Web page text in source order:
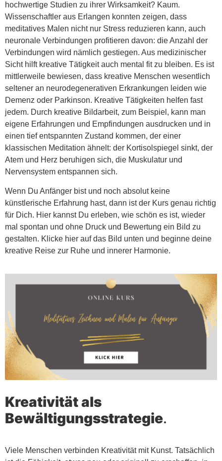
hochwertige Studien zu ihrer Wirksamkeit? Kaum.
Wissenschaftler aus Erlangen konnten zeigen, dass
meditatives Malen nicht nur Stress reduzieren kann, auch
neuronale Verbindungen profitieren davon: die Anzahl der
Verbindungen wird nämlich gestiegen. Aus medizinischer
Sicht hilft kreative Tätigkeit auch mental fit zu bleiben. Es ist
mittlerweile bewiesen, dass kreative Menschen wesentlich
seltener an neurodegenerativen Erkrankungen leiden wie
Demenz oder Parkinson. Kreative Tätigkeiten helfen fast
jedem. Durch kreative Bildarbeit, zum Beispiel, kann man
eigene Erfahrungen und Empfindungen ausdrucken und in
einen tief entspannten Zustand kommen, der einer
klassischen Meditation ähnelt: der Kortisolspiegel sinkt, der
Atem und Herz beruhigen sich, die Muskulatur und
Nervensystem entspannen sich.
Wenn Du Anfänger bist und noch absolut keine
künstlerische Erfahrung hast, dann ist der Kurs genau richtig
für Dich. Hier kannst Du erleben, wie schön es ist, wieder
mal spontan und ohne Druck und Bewertung ein Bild zu
gestalten. Klicke hier auf das Bild unten und beginne deine
kreative Reise zur Ruhe und innerer Harmonie.
Kreativität als
Bewältigungsstrategie.
Viele Menschen verbinden Kreativität mit Kunst. Tatsächlich